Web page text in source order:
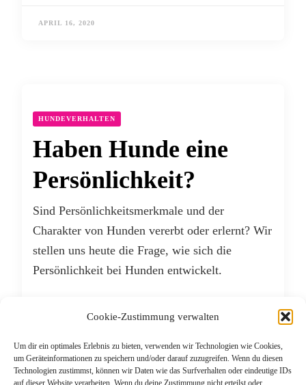
Cookie-Zustimmung verwalten
Um dir ein optimales Erlebnis zu bieten, verwenden wir Technologien wie Cookies,
um Geräteinformationen zu speichern und/oder darauf zuzugreifen. Wenn du diesen
Technologien zustimmst, können wir Daten wie das Surfverhalten oder eindeutige IDs
auf dieser Website verarbeiten. Wenn du deine Zustimmung nicht erteilst oder
APRIL 16, 2020
HUNDEVERHALTEN
Haben Hunde eine
Persönlichkeit?
Sind Persönlichkeitsmerkmale und der
Charakter von Hunden vererbt oder erlernt? Wir
stellen uns heute die Frage, wie sich die
Persönlichkeit bei Hunden entwickelt.
JANUAR 16, 2020